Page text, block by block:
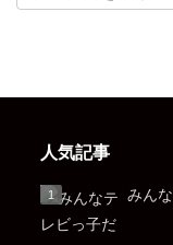
人気記事
みん